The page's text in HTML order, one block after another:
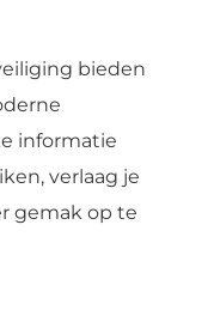
bieden
informatie
verlaag je
gemak op te